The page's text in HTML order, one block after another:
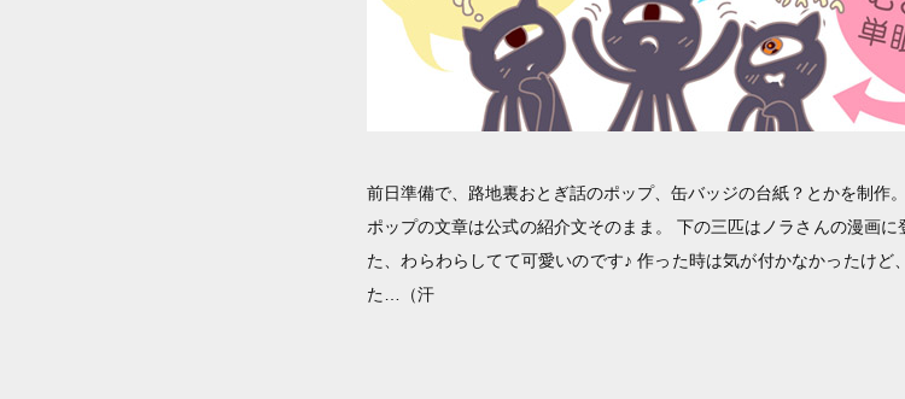
前日準備で、路地裏おとぎ話のポップ、缶バッジの台紙？とかを制作。
ポップの文章は公式の紹介文そのまま。 下の三匹はノラさんの漫画
た、わらわらしてて可愛いのです♪ 作った時は気が付かなかったけ
た…（汗